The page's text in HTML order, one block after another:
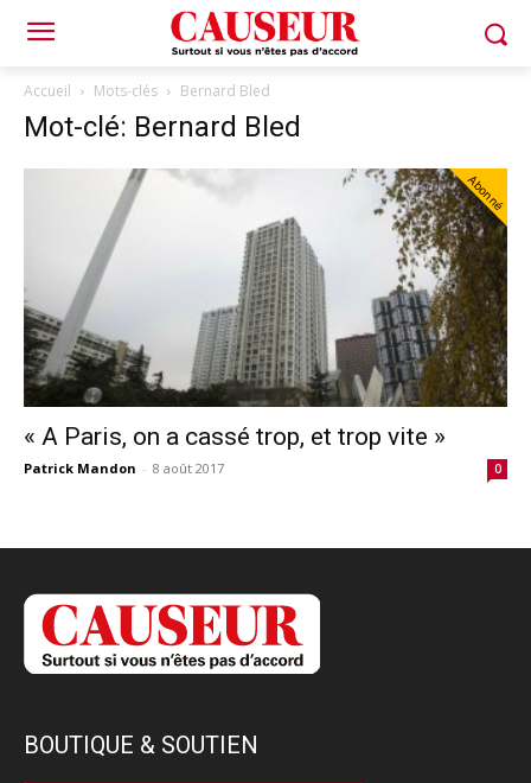
Accueil Mots-clés Bernard Bled
Mot-clé: Bernard Bled
Abonné
« A Paris, on a cassé trop, et trop vite »
Patrick Mandon - 8 août 2017 0
BOUTIQUE & SOUTIEN